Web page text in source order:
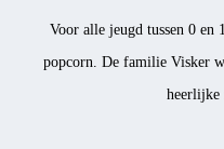
Voor alle jeugd tussen 0 en
popcorn. De familie Visker
heerlijke